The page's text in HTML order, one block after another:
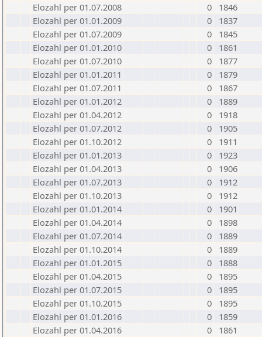
Elozahl per 01.07.2008
0
1846
Elozahl per 01.01.2009
0
1837
Elozahl per 01.07.2009
0
1845
Elozahl per 01.01.2010
0
1861
Elozahl per 01.07.2010
0
1877
Elozahl per 01.01.2011
0
1879
Elozahl per 01.07.2011
0
1867
Elozahl per 01.01.2012
0
1889
Elozahl per 01.04.2012
0
1918
Elozahl per 01.07.2012
0
1905
Elozahl per 01.10.2012
0
1911
Elozahl per 01.01.2013
0
1923
Elozahl per 01.04.2013
0
1906
Elozahl per 01.07.2013
0
1912
Elozahl per 01.10.2013
0
1912
Elozahl per 01.01.2014
0
1901
Elozahl per 01.04.2014
0
1898
Elozahl per 01.07.2014
0
1889
Elozahl per 01.10.2014
0
1889
Elozahl per 01.01.2015
0
1888
Elozahl per 01.04.2015
0
1895
Elozahl per 01.07.2015
0
1895
Elozahl per 01.10.2015
0
1895
Elozahl per 01.01.2016
0
1859
Elozahl per 01.04.2016
0
1861